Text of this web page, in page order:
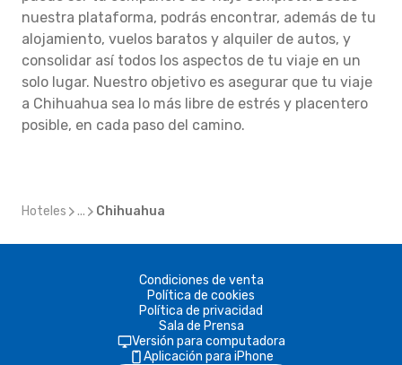
nuestra plataforma, podrás encontrar, además de tu
alojamiento, vuelos baratos y alquiler de autos, y
consolidar así todos los aspectos de tu viaje en un
solo lugar. Nuestro objetivo es asegurar que tu viaje
a Chihuahua sea lo más libre de estrés y placentero
posible, en cada paso del camino.
Hoteles ... Chihuahua
Condiciones de venta
Política de cookies
Política de privacidad
Sala de Prensa
Versión para computadora
Aplicación para iPhone